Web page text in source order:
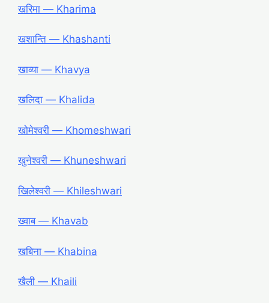
खरिमा ― Kharima
खशान्ति ― Khashanti
खाव्या ― Khavya
खलिदा ― Khalida
खोमेश्वरी ― Khomeshwari
खुनेश्वरी ― Khuneshwari
खिलेश्वरी ― Khileshwari
ख्वाब ― Khavab
खबिना ― Khabina
खैली ― Khaili